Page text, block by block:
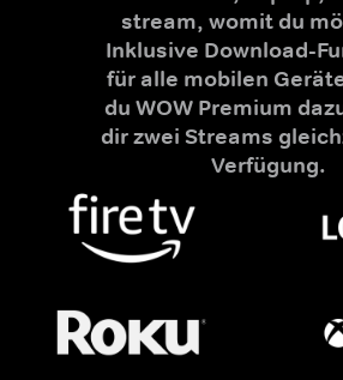
stream, womit du
Inklusive Download-
für alle mobilen
du WOW Premium
dir zwei Streams
Verfügung.